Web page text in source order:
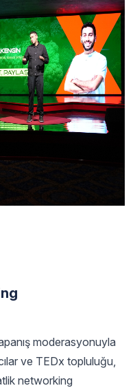
moderasyonuyla
ve TEDx topluluğu,
networking